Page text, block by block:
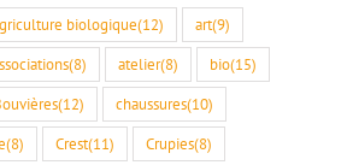
biologique(12) art(9)
(8) atelier(8) bio(15)
(12) chaussures(10)
(8) Crest(11) Crupies(8)